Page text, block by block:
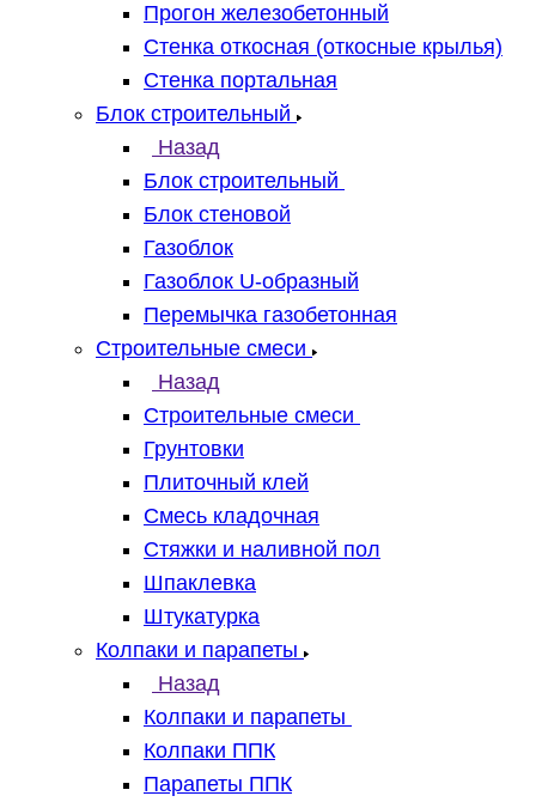
Прогон железобетонный
Стенка откосная (откосные крылья)
Стенка портальная
Блок строительный
Назад
Блок строительный
Блок стеновой
Газоблок
Газоблок U-образный
Перемычка газобетонная
Строительные смеси
Назад
Строительные смеси
Грунтовки
Плиточный клей
Смесь кладочная
Стяжки и наливной пол
Шпаклевка
Штукатурка
Колпаки и парапеты
Назад
Колпаки и парапеты
Колпаки ППК
Парапеты ППК